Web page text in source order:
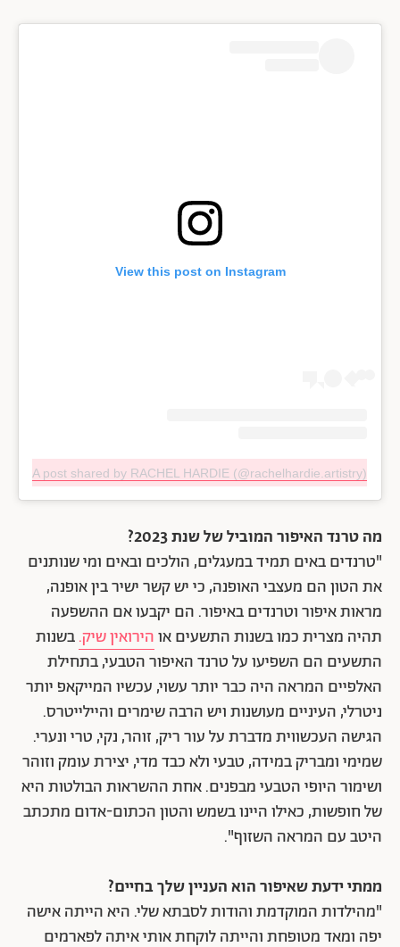
View this post on Instagram
A post shared by RACHEL HARDIE (@rachelhardie.artistry)
מה טרנד האיפור המוביל של שנת 2023?
"טרנדים באים תמיד במעגלים, הולכים ובאים ומי שנותנים
את הטון הם מעצבי האופנה, כי יש קשר ישיר בין אופנה,
מראות איפור וטרנדים באיפור. הם יקבעו אם ההשפעה
תהיה מצרית כמו בשנות התשעים אוהירואין שיק.בשנות
התשעים הם השפיעו על טרנד האיפור הטבעי, בתחילת
האלפיים המראה היה כבר יותר עשוי, עכשיו המייקאפ יותר
ניטרלי, העיניים מעושנות ויש הרבה שימרים והיילייטרס.
הגישה העכשווית מדברת על עור ריק, זוהר, נקי, טרי ונערי.
שמימי ומבריק במידה, טבעי ולא כבד מדי, יצירת עומק וזוהר
ושימור היופי הטבעי מבפנים. אחת ההשראות הבולטות היא
של חופשות, כאילו היינו בשמש והטון הכתום-אדום מתכתב
היטב עם המראה השזוף".
ממתי ידעת שאיפור הוא העניין שלך בחיים?
"מהילדות המוקדמת והודות לסבתא שלי. היא הייתה אישה
יפה ומאד מטופחת והייתה לוקחת אותי איתה לפארמים